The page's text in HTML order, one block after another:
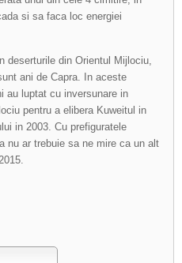
si sa faca loc energiei
deserturile din Orientul Mijlociu,
ani de Capra. In aceste
au luptat cu inversunare in
pentru a elibera Kuweitul in
in 2003. Cu prefiguratele
nu ar trebuie sa ne mire ca un alt